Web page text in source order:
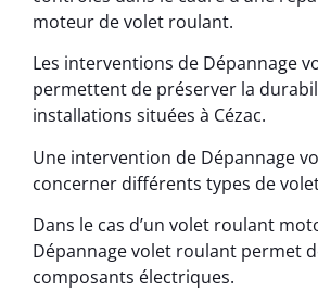
moteur de volet roulant.
Les interventions de Dépannage
permettent de préserver la
installations situées à Cézac.
Une intervention de Dépannage
concerner différents types de
Dans le cas d’un volet roulant
Dépannage volet roulant permet
composants électriques.